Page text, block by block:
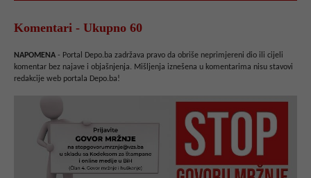
Komentari - Ukupno 60
NAPOMENA - Portal Depo.ba zadržava pravo da obriše neprimjereni dio ili cijeli
komentar bez najave i objašnjenja. Mišljenja iznešena u komentarima nisu stavovi
redakcije web portala Depo.ba!